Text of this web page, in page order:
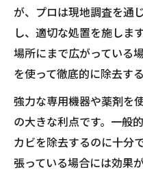
が、プロは現地調査を通
し、適切な処置を施しま
場所にまで広がっている
を使って徹底的に除去す
強力な専用機器や薬剤を
の大きな利点です。一般
カビを除去するのに十分
張っている場合には効果